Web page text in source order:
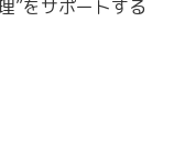
”をサポートする